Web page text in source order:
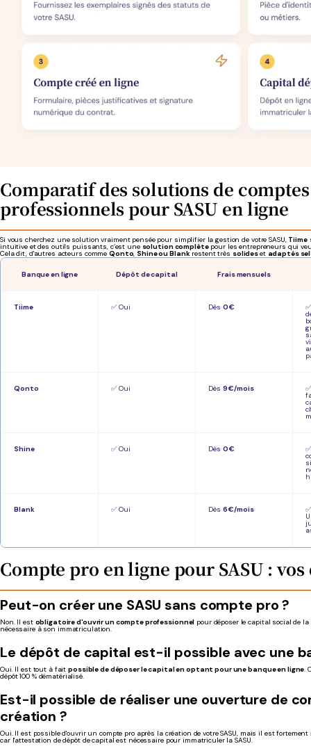
Comparatif des solutions de
professionnels pour SASU en ligne
Si vous cherchez une solution vraiment pensée pour simplifier la gestion de votre SASU, Tiime
intuitive et des outils puissants, c’est une solution complètepour les entrepreneurs qui
Cela dit, d'autres acteurs commeQonto Shine ou Blankrestent très solideset adaptés
Banque en ligne Dépôt de capital Frais mensuels
Tiime ✅ Oui Dès 0 €
Qonto ✅ Oui Dès 9 €/mois
Shine ✅ Oui Dès 0 €
Blank ✅ Oui Dès 6 €/mois
Compte pro en ligne pour SASU :
Peut-on créer une SASU sans compte pro ?
Non. Il est obligatoire d'ouvrir un compte professionnel pour déposer le capital social de
nécessaire à son immatriculation.
Le dépôt de capital est-il possible avec une
Oui. Il est tout à faitpossible de déposer le capital en optant pour une banque en ligne .
dépôt 100 % dématérialisé.
Est-il possible de réaliser une ouverture de
création ?
Oui. Il est possible d'ouvrir un compte pro après la création de votre SASU, mais il est fortement
car l'attestation de dépôt de capital est nécessaire pour immatriculer la SASU.